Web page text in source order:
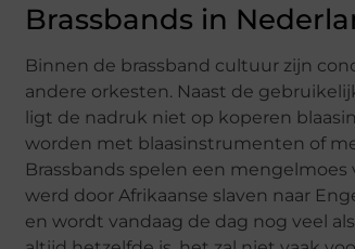
Brassbands in
Binnen de brassband cultuur zijn
andere orkesten. Naast de
ligt de nadruk niet op koperen
worden met blaasinstrumenten of
Brassbands spelen een
werd door Afrikaanse slaven naar
en wordt vandaag de dag nog veel